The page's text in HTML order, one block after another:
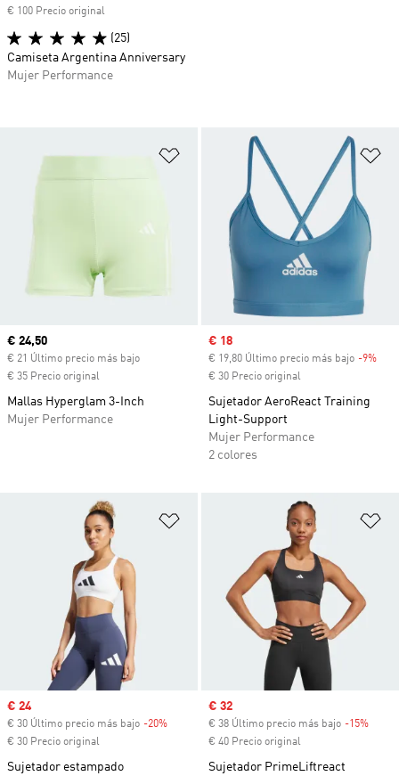
Añadir a la lista de deseos
Precio actual
€ 24,50
€ 21 Último precio más bajo
€ 35 Precio original
Mallas Hyperglam 3-Inch
Mujer Performance
Precio de venta
€ 18
€ 19,80 Último precio más bajo -9%
€ 30 Precio original
Sujetador AeroReact Training
Light-Support
Mujer Performance
2 colores
Añadir a la lista de deseos
Precio de venta
€ 24
€ 30 Último precio más bajo -20% Descuento
€ 30 Precio original
Sujetador estampado
Precio de venta
€ 32
€ 38 Último precio más bajo -15%
€ 40 Precio original
Sujetador PrimeLiftreact
€ 100 Precio original
(25)
Camiseta Argentina Anniversary
Mujer Performance